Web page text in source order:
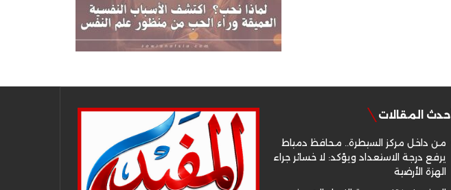
المقالات
من داخل مركز السيطرة.. محافظ دمياط
يرفع درجة الاستعداد ويؤكد: لا خسائر جراء
الهزة الأرضية